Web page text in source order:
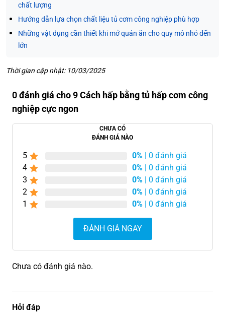
chất lượng
Hướng dẫn lựa chọn chất liệu tủ cơm công nghiệp phù hợp
Những vật dụng cần thiết khi mở quán ăn cho quy mô nhỏ đến
lớn
Thời gian cập nhật: 10/03/2025
0 đánh giá cho 9 Cách hấp bằng tủ hấp cơm công
nghiệp cực ngon
CHƯA CÓ
ĐÁNH GIÁ NÀO
5 0% | 0 đánh giá
4
0% | 0 đánh giá
3
0% | 0 đánh giá
2
0% | 0 đánh giá
1
0% | 0 đánh giá
ĐÁNH GIÁ NGAY
Chưa có đánh giá nào.
Hỏi đáp